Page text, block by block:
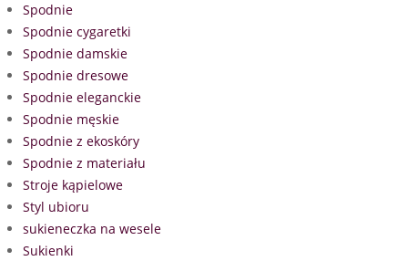
Spodnie
Spodnie cygaretki
Spodnie damskie
Spodnie dresowe
Spodnie eleganckie
Spodnie męskie
Spodnie z ekoskóry
Spodnie z materiału
Stroje kąpielowe
Styl ubioru
sukieneczka na wesele
Sukienki